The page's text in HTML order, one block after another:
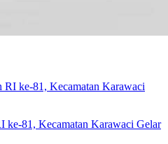
ke-81, Kecamatan Karawaci Gelar